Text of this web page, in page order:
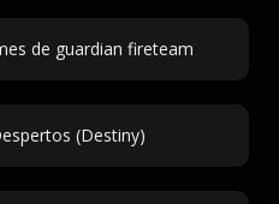
de guardian fireteam
(Destiny)